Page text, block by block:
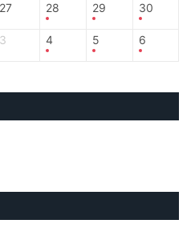
27 28 29 30
3 4 5 6